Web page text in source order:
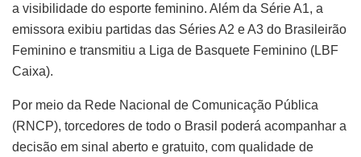
a visibilidade do esporte feminino. Além da Série A1, a
emissora exibiu partidas das Séries A2 e A3 do Brasileirão
Feminino e transmitiu a Liga de Basquete Feminino (LBF
Caixa).
Por meio da Rede Nacional de Comunicação Pública
(RNCP), torcedores de todo o Brasil poderá acompanhar a
decisão em sinal aberto e gratuito, com qualidade de